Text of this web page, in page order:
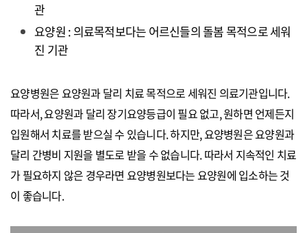
관
요양원 : 의료목적보다는 어르신들의 돌봄 목적으로 세워
진 기관
요양병원은 요양원과 달리 치료 목적으로 세워진 의료기관입니다.
따라서, 요양원과 달리 장기요양등급이 필요 없고, 원하면 언제든지
입원해서 치료를 받으실 수 있습니다. 하지만, 요양병원은 요양원과
달리 간병비 지원을 별도로 받을 수 없습니다. 따라서 지속적인 치료
가 필요하지 않은 경우라면 요양병원보다는 요양원에 입소하는 것
이 좋습니다.